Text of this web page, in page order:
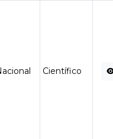
Científico